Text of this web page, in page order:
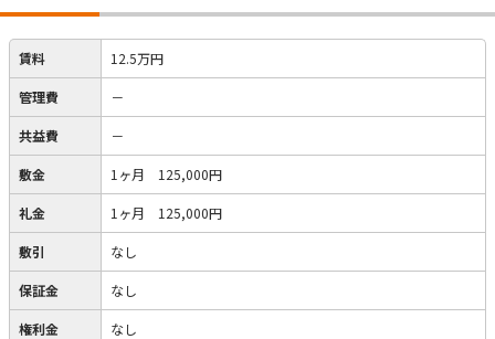
賃料 12.5万円
管理費 －
共益費 －
敷金 1ヶ月 125,000円
礼金 1ヶ月 125,000円
敷引 なし
保証金 なし
権利金 なし